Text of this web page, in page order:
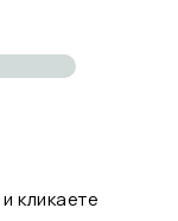
кликаете